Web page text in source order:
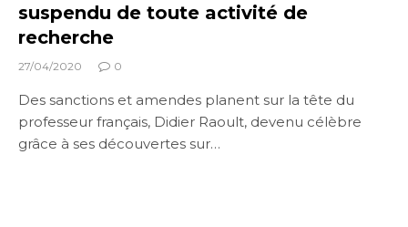
suspendu de toute activité de
recherche
27/04/2020 0
Des sanctions et amendes planent sur la tête du
professeur français, Didier Raoult, devenu célèbre
grâce à ses découvertes sur…